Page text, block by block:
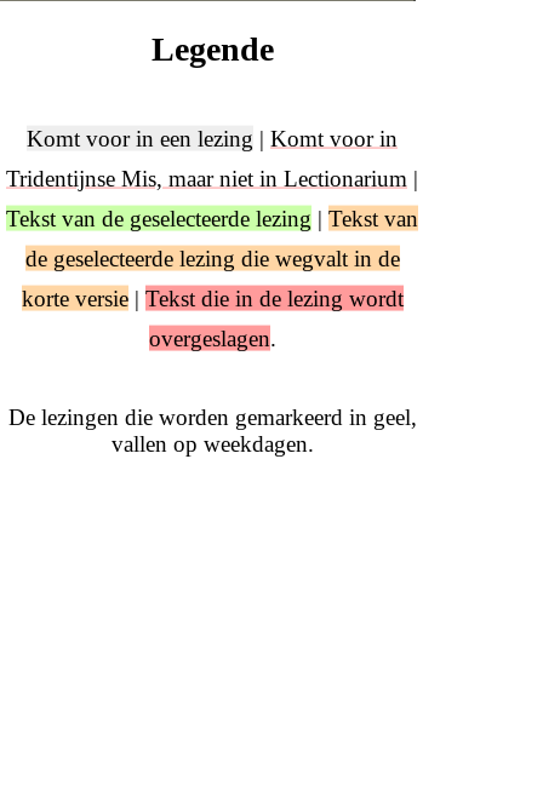
Legende
Komt voor in een lezing | Komt voor in
Tridentijnse Mis, maar niet in Lectionarium |
Tekst van de geselecteerde lezing | Tekst van
de geselecteerde lezing die wegvalt in de
korte versie| Tekst die in de lezing wordt
overgeslagen.
De lezingen die worden gemarkeerd in geel,
vallen op weekdagen.